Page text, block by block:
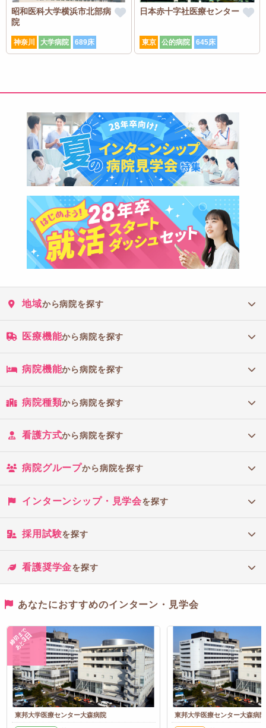
昭和医科大学横浜市北部病
院
神奈川 大学病院 689床
日本赤十字社医療センター
東京 公的病院 645床
地域から病院を探す
医療機能から病院を探す
病院機能から病院を探す
病院種類から病院を探す
看護方式から病院を探す
病院グループから病院を探す
インターンシップ・見学会を探す
採用試験を探す
看護奨学金を探す
あなたにおすすめのインターン・見学会
締切まで
あと
3日
東邦大学医療センター大森病院 東邦大学医療センター大森病院